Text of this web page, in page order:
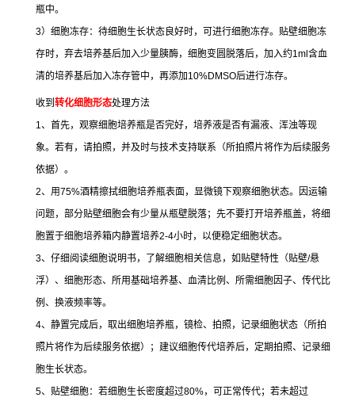
瓶中。
3）细胞冻存：待细胞生长状态良好时，可进行细胞冻存。贴壁细胞冻
存时，弃去培养基后加入少量胰酶，细胞变圆脱落后，加入约1ml含血
清的培养基后加入冻存管中，再添加10%DMSO后进行冻存。
收到 转化细胞形态处理方法
1 、首先，观察细胞培养瓶是否完好，培养液是否有漏液、浑浊等现
象。若有，请拍照，并及时与技术支持联系（所拍照片将作为后续服务
依据）。
2、用75%酒精擦拭细胞培养瓶表面，显微镜下观察细胞状态。因运输
问题，部分贴壁细胞会有少量从瓶壁脱落；先不要打开培养瓶盖，将细
胞置于细胞培养箱内静置培养2-4小时，以便稳定细胞状态。
3、仔细阅读细胞说明书，了解细胞相关信息，如贴壁特性（贴壁/悬
浮）、细胞形态、所用基础培养基、血清比例、所需细胞因子、传代比
例、换液频率等。
4、静置完成后，取出细胞培养瓶，镜检、拍照，记录细胞状态（所拍
照片将作为后续服务依据）；建议细胞传代培养后，定期拍照、记录细
胞生长状态。
5、贴壁细胞：若细胞生长密度超过80%，可正常传代；若未超过